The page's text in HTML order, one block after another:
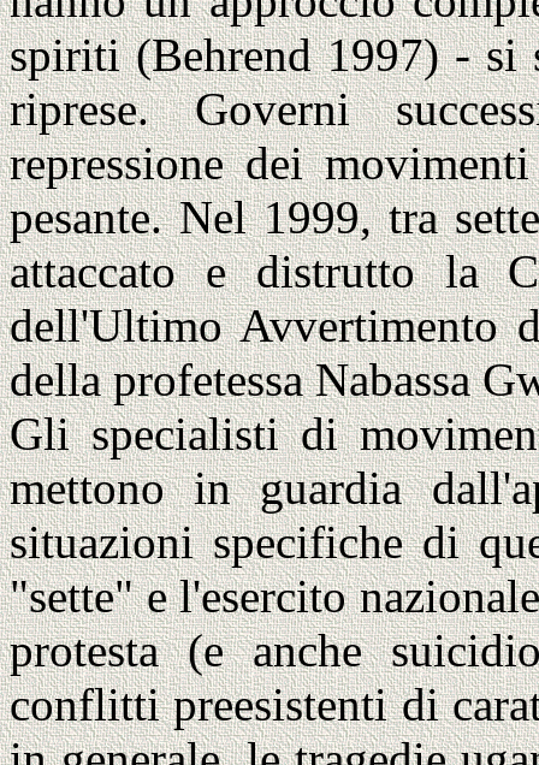
spiriti (Behrend 1997) - si
riprese. Governi
repressione dei
pesante. Nel 1999, tra
attaccato e distrutto la
dell'Ultimo Avvertimento
della profetessa Nabassa
Gli specialisti di
mettono in guardia
situazioni specifiche di
"sette" e l'esercito
protesta (e anche
conflitti preesistenti di